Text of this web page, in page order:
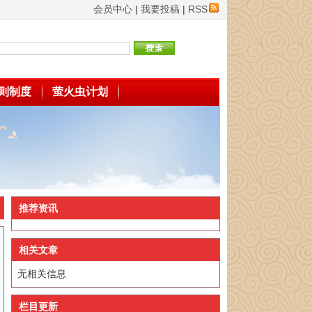
会员中心 | 我要投稿 | RSS
制度 萤火虫计划
推荐资讯
相关文章
无相关信息
栏目更新